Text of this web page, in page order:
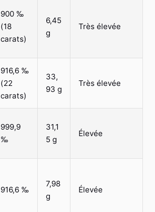
900 ‰
(18
carats)
6,45
g
Très élevée
916,6 ‰
(22
carats)
33,
93 g
Très élevée
999,9
‰
31,1
5 g
Élevée
916,6 ‰
7,98
g
Élevée